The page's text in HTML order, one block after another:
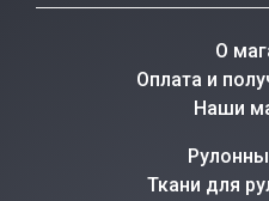
О
Оплата и
Наши
Ткани для